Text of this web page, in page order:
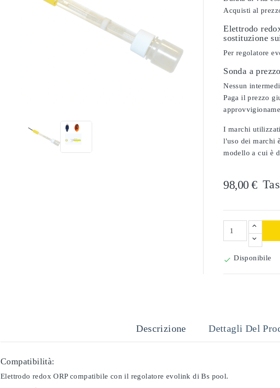
Acquisti al
Elettrodo
sostituzione
Per regolatore
Sonda a
Nessun
Paga il prezzo
I marchi
l'uso dei marchi
modello a cui è
98,00 €
 Disponibile
Descrizione Dettagli Del
Compatibilità:
Elettrodo redox ORP compatibile con il regolatore evolink di Bs pool.